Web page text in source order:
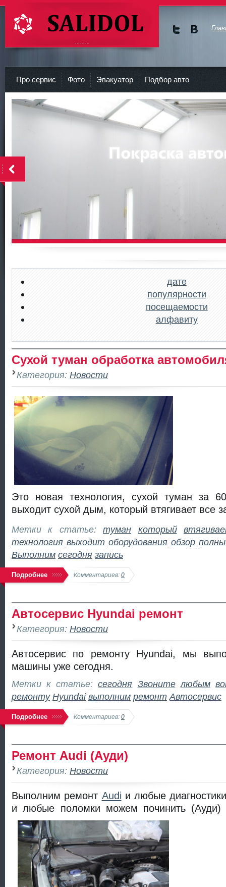
СТО Салидол | salidol в СПб и ЛО
Про сервис Фото Эвакуатор Подбор авто
дате
популярности
посещаемости
алфавиту
Сухой туман обработка
Категория: Новости
Это новая технология, сухой туман за
выходит сухой дым, который втягивает все
Метки к статье:туман который
технология выходит оборудования обзор
Выполним сегодня запись
Подробнее Комментариев: 0
Автосервис Hyundai ремонт
Категория: Новости
Автосервис по ремонту Hyundai, мы
машины уже сегодня.
Метки к статье:сегодня Звоните любым
ремонту Hyundai выполним ремонт Автосервис
Подробнее Комментариев: 0
Ремонт Audi (Ауди)
Категория: Новости
Выполним ремонт Audi и любые
и любые поломки можем починить (Ауди)